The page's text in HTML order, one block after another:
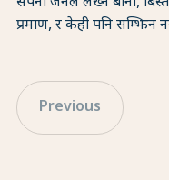
प्रमाण, र केही पनि सम्झिन
Previous